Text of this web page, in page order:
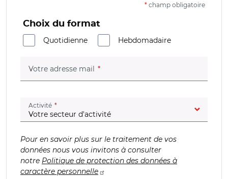
* champ obligatoire
Choix du format
Quotidienne
Hebdomadaire
Votre adresse mail (champ obligatoire)
Activité (champ obligatoire)
Pour en savoir plus sur le traitement de vos
données nous vous invitons à consulter
notre Politique de protection des données à
caractère personnelle